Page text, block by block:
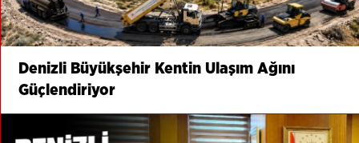
Denizli Büyükşehir Kentin Ulaşım Ağını
Güçlendiriyor